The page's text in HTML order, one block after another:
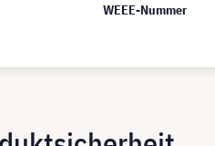
WEEE-Nummer